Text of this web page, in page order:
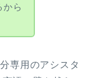
から
専用のアシスタ